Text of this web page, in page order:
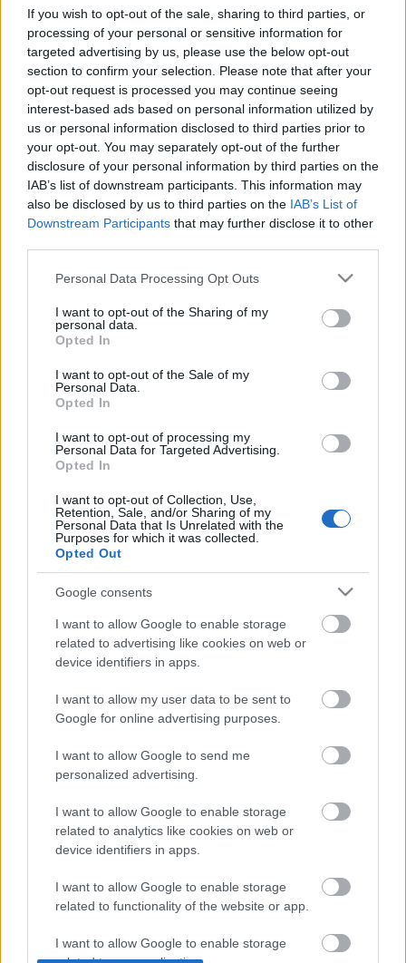
If you wish to opt-out of the sale, sharing to third parties, or
processing of your personal or sensitive information for
targeted advertising by us, please use the below opt-out
section to confirm your selection. Please note that after your
opt-out request is processed you may continue seeing
interest-based ads based on personal information utilized by
us or personal information disclosed to third parties prior to
your opt-out. You may separately opt-out of the further
disclosure of your personal information by third parties on the
IAB’s list of downstream participants. This information may
also be disclosed by us to third parties on the IAB’s List of
Downstream Participants that may further disclose it to other
Please note that this website/app uses one or more Google
not limited to your visit or usage behaviour. You may click to
grant or deny consent to Google and its third-party tags to
use your data for below specified purposes in below Google
consent section.
Personal Data Processing Opt Outs
I want to opt-out of the Sharing of my
personal data.
Opted In
I want to opt-out of the Sale of my
Personal Data.
Opted In
I want to opt-out of processing my
Personal Data for Targeted Advertising.
Opted In
I want to opt-out of Collection, Use,
Retention, Sale, and/or Sharing of my
Personal Data that Is Unrelated with the
Purposes for which it was collected.
Opted Out
Google consents
I want to allow Google to enable storage
related to advertising like cookies on web or
device identifiers in apps.
I want to allow my user data to be sent to
Google for online advertising purposes.
I want to allow Google to send me
personalized advertising.
I want to allow Google to enable storage
related to analytics like cookies on web or
device identifiers in apps.
I want to allow Google to enable storage
related to functionality of the website or app.
I want to allow Google to enable storage
Ha veszteséges a MÁV, legyen a
Volán is az?
kristoof 2012. december 09.
Mától új Volán menetrend lép életbe. A
közlekedésért felelős miniszter színvonaljavulást vár
a járatritkításoktól, az átszállásra kényszerítéstől és
a távolsági jegyek drágításától. Azt ajánljuk az
utasoknak, hogy tájékozódjanak, mielőtt buszra…
Miskolc
Raci Laci •2012. november 11.
Állatorvosi ló a sok közül 2. – Mezőkövesd - Miskolc
A második példán keresztül mutatjuk be, milyen
feltételek biztosítására lenne szükség az
megszervezéséhez. Első ránézésre épp az ellenkező a
helyzet az első példánkban…
Süllyedünk!
_zahnrad•2012. október 29.
Ikarus busz, Ganz mozdony, Rába dízelmotor.
Legendás termékek, amelyek nyom nélkül eltűntek.
BKV, MÁV, Volán. Nehezen finanszírozható, gyenge
szolgáltatást nyújtó közlekedési cégek. Mi a
kapcsolat a gyártók és a szolgáltatók között? Mi köze
mindennek a jelenhez? A…
Hajdúböszörmény
Állatorvosi ló a sok közül 1. – Debrecen–
különböző példán keresztül mutatjuk be, milyen
feltételek biztosítására lenne szükség az
megszervezéséhez. Választásaink nyilván…